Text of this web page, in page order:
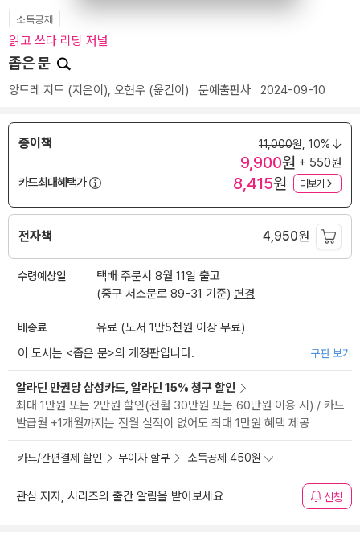
소득공제
읽고 쓰다 리딩 저널
좁은 문
앙드레 지드 (지은이), 오현우 (옮긴이) 문예출판사 2024-09-10
종이책 11,000원, 10%
9,900원 + 550원
카드최대혜택가
8,415원 더보기
전자책 4,950원
수령예상일
택배 주문시 8월 11일 출고
(중구 서소문로 89-31 기준) 변경
배송료
유료 (도서 1만5천원 이상 무료)
이 도서는 <좁은 문>의 개정판입니다. 구판 보기
알라딘 만권당 삼성카드, 알라딘 15% 청구 할인
최대 1만원 또는 2만원 할인(전월 30만원 또는 60만원 이용 시) / 카드
발급월 +1개월까지는 전월 실적이 없어도 최대 1만원 혜택 제공
카드/간편결제 할인 무이자 할부 소득공제 450원
관심 저자, 시리즈의 출간 알림을 받아보세요 신청